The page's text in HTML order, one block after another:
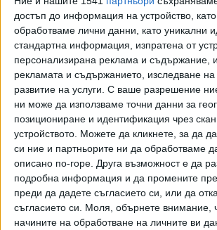
достъп до информация на устройство, като
обработваме лични данни, като уникални
стандартна информация, изпратена от
персонализирана реклама и съдържание,
рекламата и съдържанието, изследване на
развитие на услуги. С ваше разрешение
ни може да използваме точни данни за
позициониране и идентификация чрез
устройството. Можете да кликнете, за да
си ние и партньорите ни да обработваме
описано по-горе. Друга възможност е да
подробна информация и да промените
преди да дадете съгласието си, или да
съгласието си.
Моля, обърнете внимание,
начините на обработване на личните ви
тази на церемонията по откриването
Олимпийски игри през 2024 година
звездата от Квебек се готви отново
своята публика. На 30 март тази
58-и рожден ден, певицата обяви
Париж, планирани за есента. Между 12
октомври т.г. тя ще изнесе 10
арена" във френската столица.
Предстоящият сериал е утеха за онези,
успели да се сдобият с билети за това
събитие.
Амбициозният проект е инициатива на